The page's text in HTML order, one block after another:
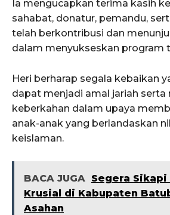
Ia mengucapkan terima kasih
sahabat, donatur, pemandu,
telah berkontribusi dan
dalam menyukseskan program
Heri berharap segala kebaikan
dapat menjadi amal jariah serta
keberkahan dalam upaya
anak-anak yang berlandaskan
keislaman.
BACA JUGA Segera Sikapi
Krusial di Kabupaten
Asahan